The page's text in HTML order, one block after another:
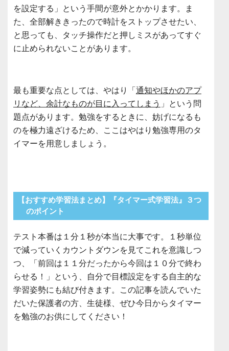
を設定する」という手間が意外とかかります。ま
た、全部解ききったので時計をストップさせたい、
と思っても、タッチ操作だと押しミスがあってすぐ
に止められないことがあります。
最も重要な点としては、やはり「 通知やほかのアプ
リなど、余計なものが目に入ってしまう 」という問
題点があります。勉強をするときに、妨げになるも
のを極力遠ざけるため、ここはやはり勉強専用のタ
イマーを用意しましょう。
【おすすめ学習法まとめ】『タイマー式学習法』３つ
のポイント
テスト本番は１分１秒が本当に大事です。１秒単位
で減っていくカウントダウンを見てこれを意識しつ
つ、「前回は１１分だったから今回は１０分で終わ
らせる！」という、自分で目標設定をする自主的な
学習姿勢にも結び付きます。この記事を読んでいた
だいた保護者の方、生徒様、ぜひ今日からタイマー
を勉強のお供にしてください！